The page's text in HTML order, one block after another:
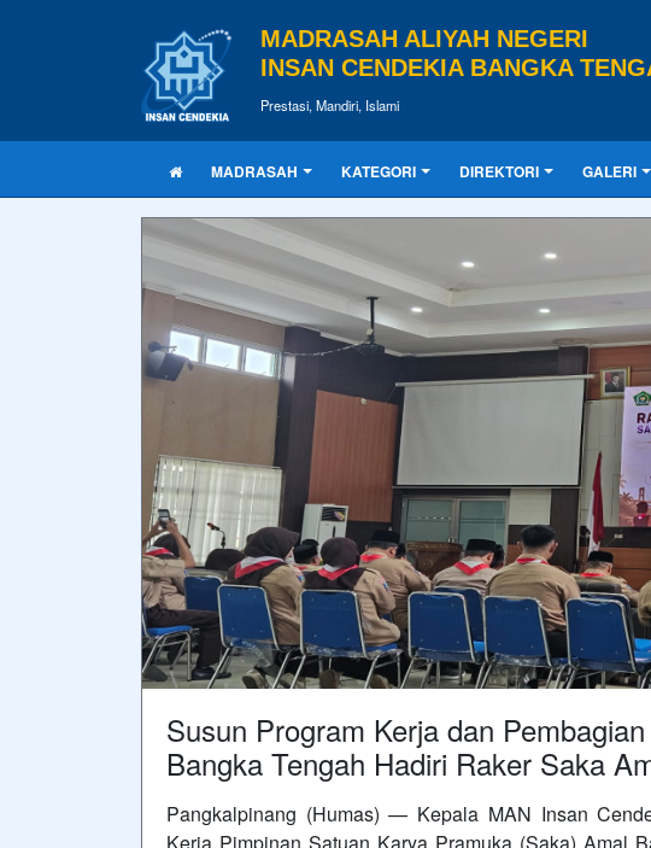
MADRASAH ALIYAH NEGERI
INSAN CENDEKIA BANGKA
Prestasi, Mandiri, Islami
MADRASAH KATEGORI DIREKTORI GALERI
Susun Program Kerja dan
Bangka Tengah Hadiri Raker Saka
Pangkalpinang (Humas) — Kepala MAN Insan